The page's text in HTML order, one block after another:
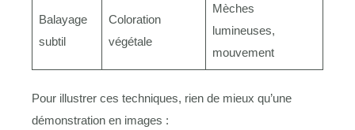
Balayage
subtil
Coloration
végétale
Mèches
lumineuses,
mouvement
Pour illustrer ces techniques, rien de mieux qu’une
démonstration en images :